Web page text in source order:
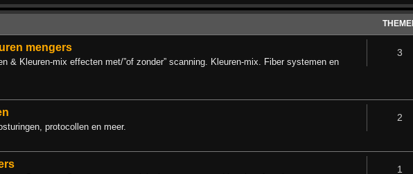
mengers
& Kleuren-mix effecten met/”of zonder” scanning. Kleuren-mix. Fiber systemen en
3
protocollen en meer.
2
1